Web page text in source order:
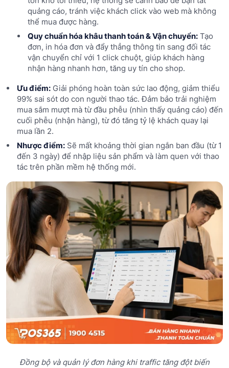
quảng cáo, tránh việc khách click vào web mà không
thể mua được hàng.
Quy chuẩn hóa khâu thanh toán & Vận chuyển:Tạo
đơn, in hóa đơn và đẩy thẳng thông tin sang đối tác
vận chuyển chỉ với 1 click chuột, giúp khách hàng
nhận hàng nhanh hơn, tăng uy tín cho shop.
Ưu điểm:Giải phóng hoàn toàn sức lao động, giảm thiểu
99% sai sót do con người thao tác. Đảm bảo trải nghiệm
mua sắm mượt mà từ đầu phễu (nhìn thấy quảng cáo) đến
cuối phễu (nhận hàng), từ đó tăng tỷ lệ khách quay lại
mua lần 2.
Nhược điểm:Sẽ mất khoảng thời gian ngắn ban đầu (từ 1
đến 3 ngày) để nhập liệu sản phẩm và làm quen với thao
tác trên phần mềm hệ thống mới.
Đồng bộ và quản lý đơn hàng khi traffic tăng đột biến